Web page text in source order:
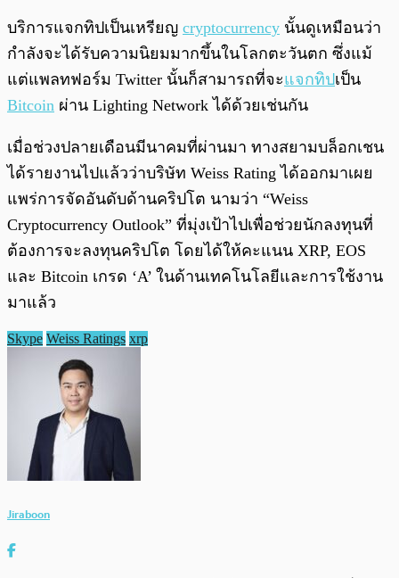
บริการแจกทิปเป็นเหรียญ cryptocurrency นั้นดูเหมือนว่า
กำลังจะได้รับความนิยมมากขึ้นในโลกตะวันตก ซึ่งแม้
แต่แพลทฟอร์ม Twitter นั้นก็สามารถที่จะแจกทิปเป็น
Bitcoin ผ่าน Lighting Network ได้ด้วยเช่นกัน
เมื่อช่วงปลายเดือนมีนาคมที่ผ่านมา ทางสยามบล็อกเชน
ได้รายงานไปแล้วว่าบริษัท Weiss Rating ได้ออกมาเผย
แพร่การจัดอันดับด้านคริปโต นามว่า “Weiss
Cryptocurrency Outlook” ที่มุ่งเป้าไปเพื่อช่วยนักลงทุนที่
ต้องการจะลงทุนคริปโต โดยได้ให้คะแนน XRP, EOS
และ Bitcoin เกรด ‘A’ ในด้านเทคโนโลยีและการใช้งาน
มาแล้ว
Skype Weiss Ratings xrp
Jiraboon